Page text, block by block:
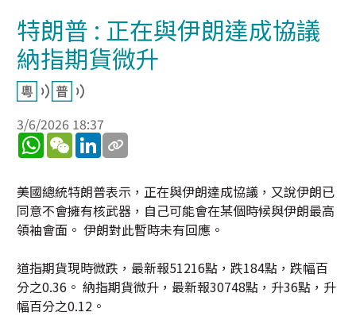
特朗普 : 正在與伊朗達成協議
納指期貨微升
3/6/2026 18:37
WhatsApp
WeChatLinkedIn
美國總統特朗普表示，正在與伊朗達成協議，又說伊朗已
同意不會擁有核武器，自己可能會在某個時候與伊朗最高
領袖會面。 伊朗對此暫時未有回應。
道指期貨現時微跌，最新報51216點，跌184點，跌幅百
分之0.36。 納指期貨微升，最新報30748點，升36點，升
幅百分之0.12。